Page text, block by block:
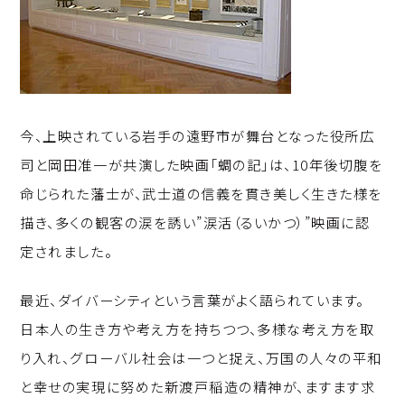
今、上映されている岩手の遠野市が舞台となった役所広
司と岡田准一が共演した映画「蜩の記」は、10年後切腹を
命じられた藩士が、武士道の信義を貫き美しく生きた様を
描き、多くの観客の涙を誘い”涙活（るいかつ）”映画に認
定されました。
最近、ダイバーシティという言葉がよく語られています。
日本人の生き方や考え方を持ちつつ、多様な考え方を取
り入れ、グローバル社会は一つと捉え、万国の人々の平和
と幸せの実現に努めた新渡戸稲造の精神が、ますます求